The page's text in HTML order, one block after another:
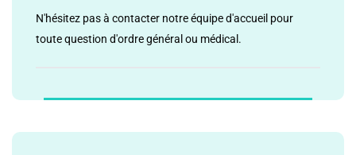
N'hésitez pas à contacter notre équipe d'accueil pour
toute question d'ordre général ou médical.